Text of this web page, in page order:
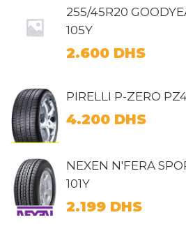
255/45R20
105Y
2.600 DHS
PIRELLI P-ZERO
4.200 DHS
NEXEN N'FERA
101Y
2.199 DHS